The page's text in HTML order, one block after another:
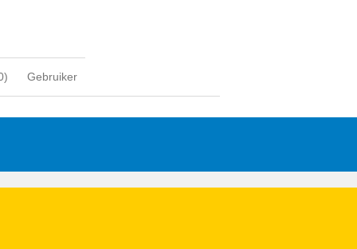
) Gebruiker